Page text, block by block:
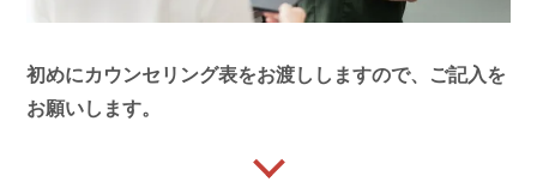
初めにカウンセリング表をお渡ししますので、ご記入を
お願いします。